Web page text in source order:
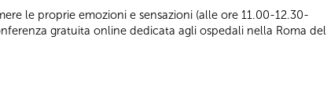
le proprie emozioni e sensazioni (alle ore 11.00-12.30-
gratuita online dedicata agli ospedali nella Roma del